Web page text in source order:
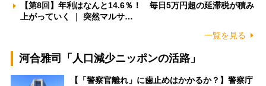
【第8回】年利はなんと14.6％！ 毎日5万円超の延滞税が積み
上がっていく ｜ 突然マルサ…
一覧を見る
河合雅司「人口減少ニッポンの活路」
【「警察官離れ」に歯止めはかかるか？】警察庁